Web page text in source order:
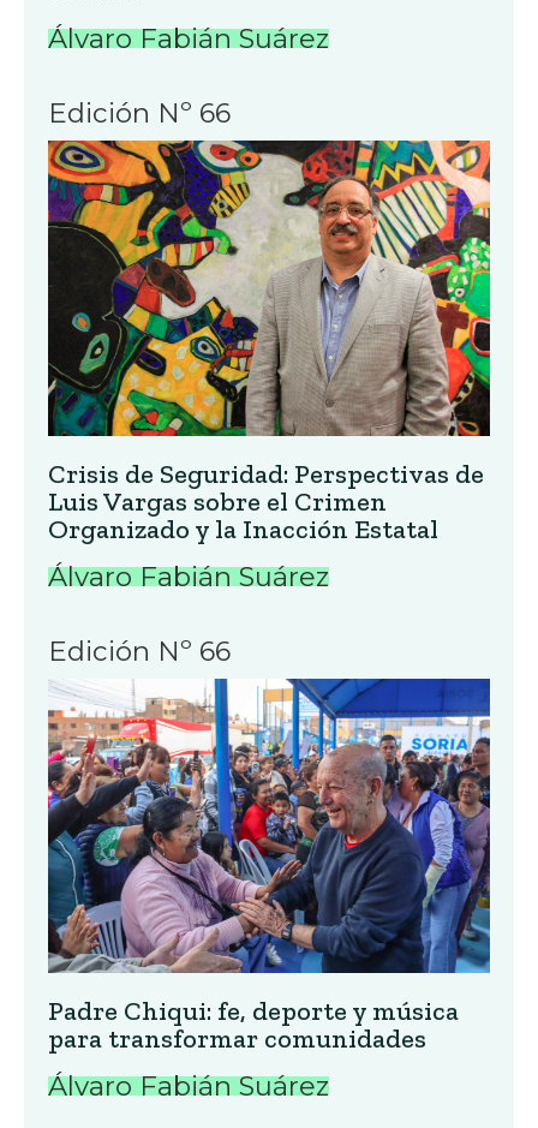
Álvaro Fabián Suárez
Edición Nº 66
Crisis de Seguridad: Perspectivas de
Luis Vargas sobre el Crimen
Organizado y la Inacción Estatal
Álvaro Fabián Suárez
Edición Nº 66
Padre Chiqui: fe, deporte y música
para transformar comunidades
Álvaro Fabián Suárez